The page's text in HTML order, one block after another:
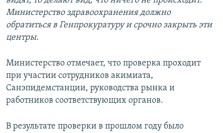
Министерство здравоохранения должно
обратиться в Генпрокуратуру и срочно закрыть эти
центры.
Министерство отмечает, что проверка проходит
при участии сотрудников акимиата,
Санэпидемстанции, руководства рынка и
работников соответствующих органов.
В результате проверки в прошлом году было